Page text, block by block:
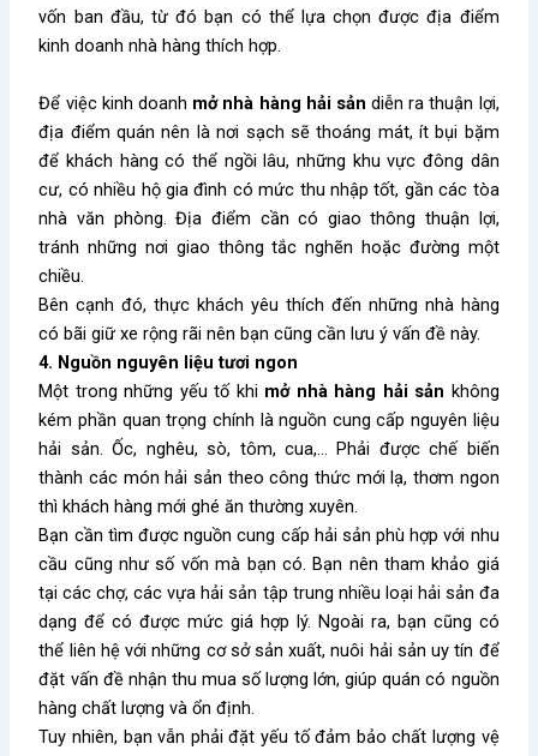
vốn ban đầu, từ đó bạn có thể lựa chọn được địa điểm
kinh doanh nhà hàng thích hợp.
Để việc kinh doanh mở nhà hàng hải sản diễn ra thuận lợi,
địa điểm quán nên là nơi sạch sẽ thoáng mát, ít bụi bặm
để khách hàng có thể ngồi lâu, những khu vực đông dân
cư, có nhiều hộ gia đình có mức thu nhập tốt, gần các tòa
nhà văn phòng. Địa điểm cần có giao thông thuận lợi,
tránh những nơi giao thông tắc nghẽn hoặc đường một
chiều.
Bên cạnh đó, thực khách yêu thích đến những nhà hàng
có bãi giữ xe rộng rãi nên bạn cũng cần lưu ý vấn đề này.
4. Nguồn nguyên liệu tươi ngon
Một trong những yếu tố khi mở nhà hàng hải sản không
kém phần quan trọng chính là nguồn cung cấp nguyên liệu
hải sản. Ốc, nghêu, sò, tôm, cua,… Phải được chế biến
thành các món hải sản theo công thức mới lạ, thơm ngon
thì khách hàng mới ghé ăn thường xuyên.
Bạn cần tìm được nguồn cung cấp hải sản phù hợp với nhu
cầu cũng như số vốn mà bạn có. Bạn nên tham khảo giá
tại các chợ, các vựa hải sản tập trung nhiều loại hải sản đa
dạng để có được mức giá hợp lý. Ngoài ra, bạn cũng có
thể liên hệ với những cơ sở sản xuất, nuôi hải sản uy tín để
đặt vấn đề nhận thu mua số lượng lớn, giúp quán có nguồn
hàng chất lượng và ổn định.
Tuy nhiên, bạn vẫn phải đặt yếu tố đảm bảo chất lượng vệ